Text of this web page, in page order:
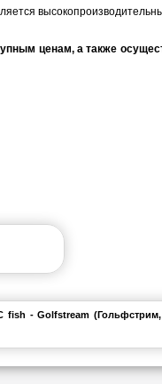
ценам, а также
- Golfstream (Гольфстрим,